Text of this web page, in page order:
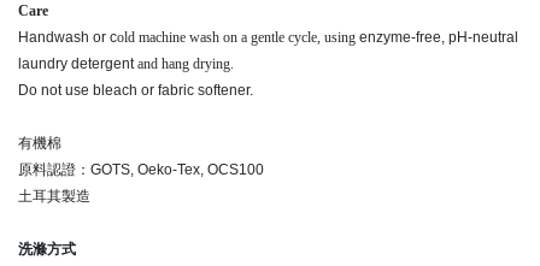
Care
Handwash or cold machine wash on a gentle cycle, using enzyme-free, pH-neutral
laundry detergentand hang drying.
Do not use bleach or fabric softener.
有機棉
原料認證：GOTS, Oeko-Tex, OCS100
土耳其製造
洗滌方式